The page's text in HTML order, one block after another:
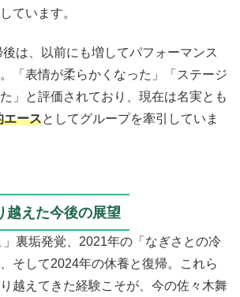
ています。
は、以前にも増してパフォーマンス
「表情が柔らかくなった」「ステージ
」と評価されており、現在は名実とも
エースとしてグループを牽引していま
越えた今後の展望
裏垢発覚、2021年の「なぎさとの冷
そして2024年の休養と復帰。これら
越えてきた経験こそが、今の佐々木舞